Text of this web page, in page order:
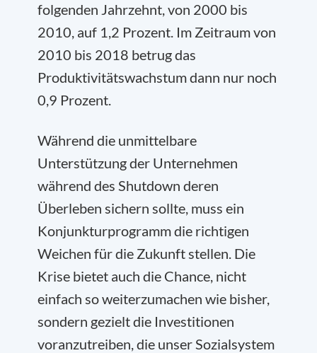
folgenden Jahrzehnt, von 2000 bis
2010, auf 1,2 Prozent. Im Zeitraum von
2010 bis 2018 betrug das
Produktivitätswachstum dann nur noch
0,9 Prozent.
Während die unmittelbare
Unterstützung der Unternehmen
während des Shutdown deren
Überleben sichern sollte, muss ein
Konjunkturprogramm die richtigen
Weichen für die Zukunft stellen. Die
Krise bietet auch die Chance, nicht
einfach so weiterzumachen wie bisher,
sondern gezielt die Investitionen
voranzutreiben, die unser Sozialsystem